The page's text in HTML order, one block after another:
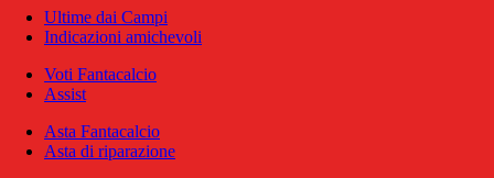
Ultime dai Campi
Indicazioni amichevoli
Voti Fantacalcio
Assist
Asta Fantacalcio
Asta di riparazione